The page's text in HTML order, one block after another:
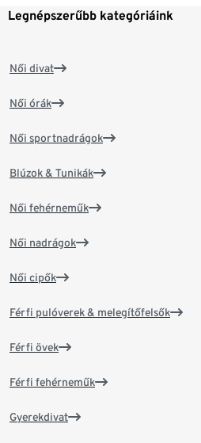
Legnépszerűbb kategóriáink
Női divat
Női órák
Női sportnadrágok
Blúzok & Tunikák
Női fehérneműk
Női nadrágok
Női cipők
Férfi pulóverek & melegítőfelsők
Férfi övek
Férfi fehérneműk
Gyerekdivat